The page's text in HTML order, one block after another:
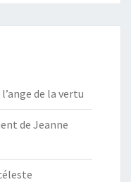
de la vertu
de Jeanne